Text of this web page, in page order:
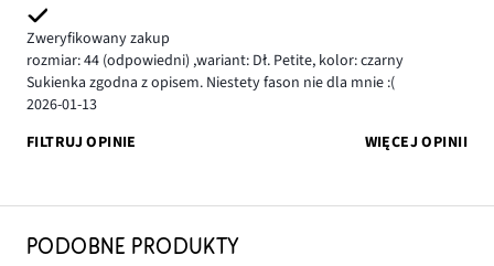
Zweryfikowany zakup
rozmiar: 44 (odpowiedni) ,wariant: Dł. Petite, kolor: czarny
Sukienka zgodna z opisem. Niestety fason nie dla mnie :(
2026-01-13
FILTRUJ OPINIE
WIĘCEJ OPINII
PODOBNE PRODUKTY